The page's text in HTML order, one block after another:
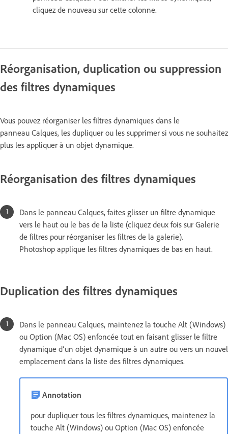
cliquez de nouveau sur cette colonne.
Réorganisation, duplication ou suppression
des filtres dynamiques
Vous pouvez réorganiser les filtres dynamiques dans le
panneau Calques, les dupliquer ou les supprimer si vous ne souhaitez
plus les appliquer à un objet dynamique.
Réorganisation des filtres dynamiques
Dans le panneau Calques, faites glisser un filtre dynamique
vers le haut ou le bas de la liste (cliquez deux fois sur Galerie
de filtres pour réorganiser les filtres de la galerie).
Photoshop applique les filtres dynamiques de bas en haut.
Duplication des filtres dynamiques
Dans le panneau Calques, maintenez la touche Alt (Windows)
ou Option (Mac OS) enfoncée tout en faisant glisser le filtre
dynamique d’un objet dynamique à un autre ou vers un nouvel
emplacement dans la liste des filtres dynamiques.
Annotation
pour dupliquer tous les filtres dynamiques, maintenez la
touche Alt (Windows) ou Option (Mac OS) enfoncée